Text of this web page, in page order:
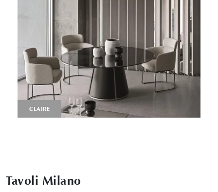
CLAIRE
Tavoli Milano